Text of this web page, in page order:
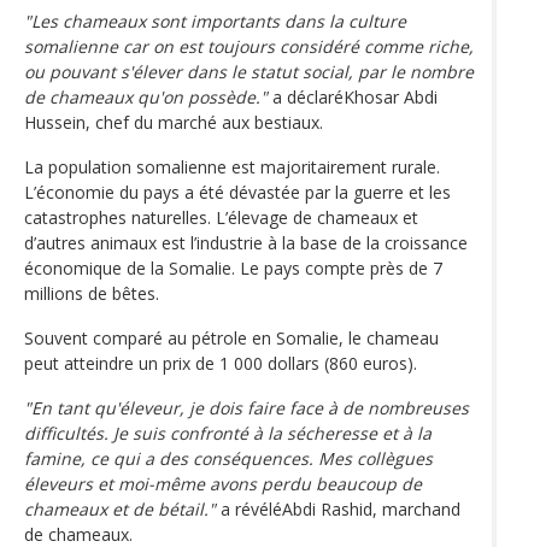
"Les chameaux sont importants dans la culture
somalienne car on est toujours considéré comme riche,
ou pouvant s'élever dans le statut social, par le nombre
de chameaux qu'on possède."a déclaréKhosar Abdi
Hussein, chef du marché aux bestiaux.
La population somalienne est majoritairement rurale.
L’économie du pays a été dévastée par la guerre et les
catastrophes naturelles. L’élevage de chameaux et
d’autres animaux est l’industrie à la base de la croissance
économique de la Somalie. Le pays compte près de 7
millions de bêtes.
Souvent comparé au pétrole en Somalie, le chameau
peut atteindre un prix de 1 000 dollars (860 euros).
"En tant qu'éleveur, je dois faire face à de nombreuses
difficultés. Je suis confronté à la sécheresse et à la
famine, ce qui a des conséquences. Mes collègues
éleveurs et moi-même avons perdu beaucoup de
chameaux et de bétail."a révéléAbdi Rashid, marchand
de chameaux.